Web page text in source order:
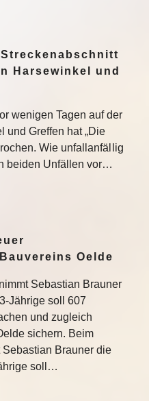
Harsewinkel und
wenigen Tagen auf der
und Greffen hat „Die
Wie unfallanfällig
beiden Unfällen vor…
Oelde
Sebastian Brauner
Jährige soll 607
und zugleich
sichern. Beim
Brauner die
soll…